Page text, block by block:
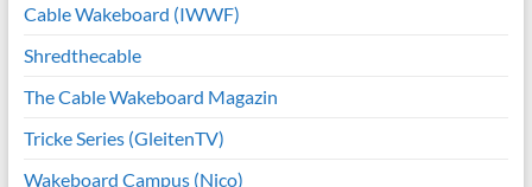
Cable Wakeboard (IWWF)
Shredthecable
The Cable Wakeboard Magazin
Tricke Series (GleitenTV)
Wakeboard Campus (Nico)